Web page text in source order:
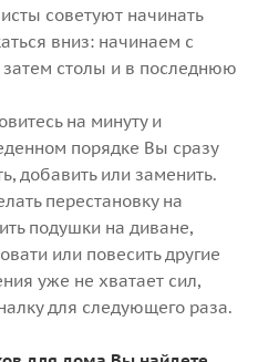
советуют начинать
вниз: начинаем с
столы и в последнюю
на минуту и
порядке Вы сразу
добавить или заменить.
перестановку на
подушки на диване,
или повесить другие
уже не хватает сил,
для следующего раза.